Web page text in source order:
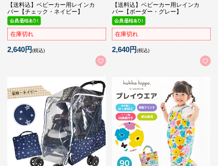
【送料込】ベビーカー用レインカ
バー【チェック・ネイビー】
在庫切れ
2,640円(税込)
【送料込】ベビーカー用レインカ
バー【ボーダー・グレー】
在庫切れ
2,640円(税込)